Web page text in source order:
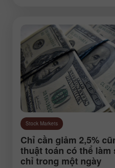
Stock Markets
Chỉ cần giảm 2,5%
thuật toán có thể
chỉ trong một ngày